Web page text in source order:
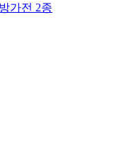
가전 2종